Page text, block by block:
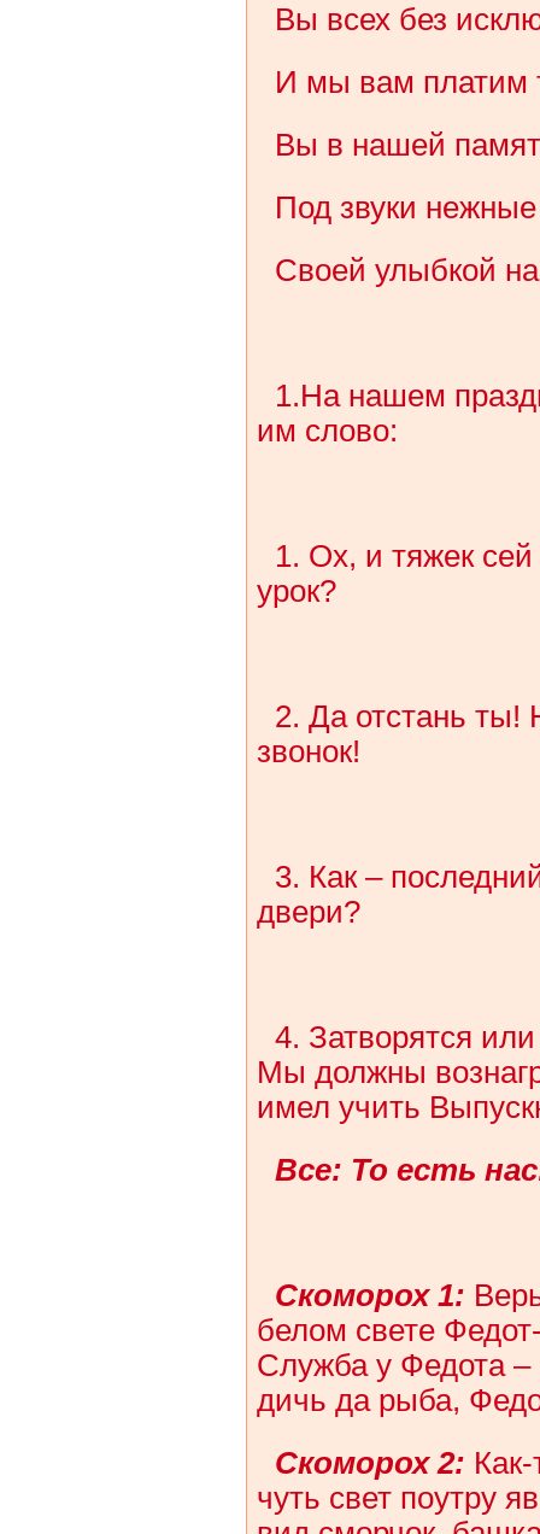
Вы всех без
И мы вам платим
Вы в нашей
Под звуки нежные
Своей улыбкой
1.На нашем
им слово:
1. Ох, и тяжек
урок?
2. Да отстань ты!
звонок!
3. Как –
двери?
4. Затворятся
Мы должны
имел учить
Все: То есть
Скоморох 1:
белом свете
Служба у Федота
дичь да рыба,
Скоморох 2:
чуть свет поутру